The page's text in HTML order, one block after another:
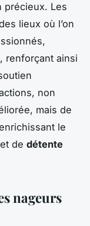
précieux. Les
lieux où l’on
renforçant ainsi
non
mais de
le
de détente
nageurs